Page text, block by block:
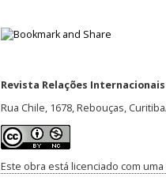
Revista Relações Internacionais
Rua Chile, 1678, Rebouças,
Este obra está licenciado com uma